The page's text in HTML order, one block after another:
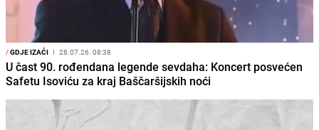
/GDJE IZAĆI I 28.07.26. 08:38
U čast 90. rođendana legende sevdaha: Koncert posvećen
Safetu Isoviću za kraj Baščaršijskih noći